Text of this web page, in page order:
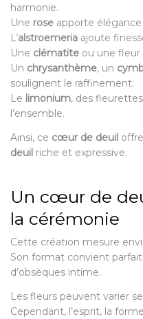
harmonie.
Une rose apporte
L’alstroemeria ajoute
Une clématite ou une fleur
Un chrysanthème, un
soulignent le raffinement.
Le limonium, des
l’ensemble.
Ainsi, ce cœur de deuil
deuil riche et expressive.
Un cœur de
la cérémonie
Cette création mesure
Son format convient
d’obsèques intime.
Les fleurs peuvent varier
Cependant, l’esprit, la